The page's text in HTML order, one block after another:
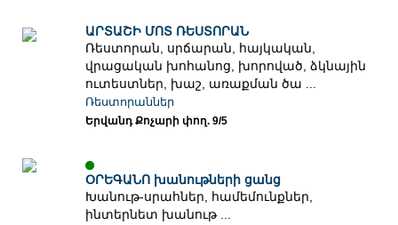
ԱՐՏԱՇԻ ՄՈՏ ՌԵՍՏՈՐԱՆ
Ռեստորան, սրճարան, հայկական,
վրացական խոհանոց, խորոված, ձկնային
ուտեստներ, խաշ, առաքման ծա ...
Ռեստորաններ
Երվանդ Քոչարի փող. 9/5
ՕՐԵԳԱՆՈ խանութների ցանց
Խանութ-սրահներ, համեմունքներ,
ինտերնետ խանութ ...